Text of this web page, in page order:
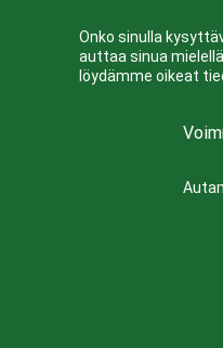
Onko sinulla
auttaa sinua
löydämme oikeat